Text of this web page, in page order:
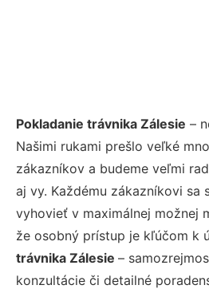
Pokladanie trávnika Zálesie –
Našimi rukami prešlo veľké
zákazníkov a budeme veľmi
aj vy. Každému zákazníkovi sa
vyhovieť v maximálnej možnej
že osobný prístup je kľúčom k
trávnika Zálesie –
konzultácie či detailné